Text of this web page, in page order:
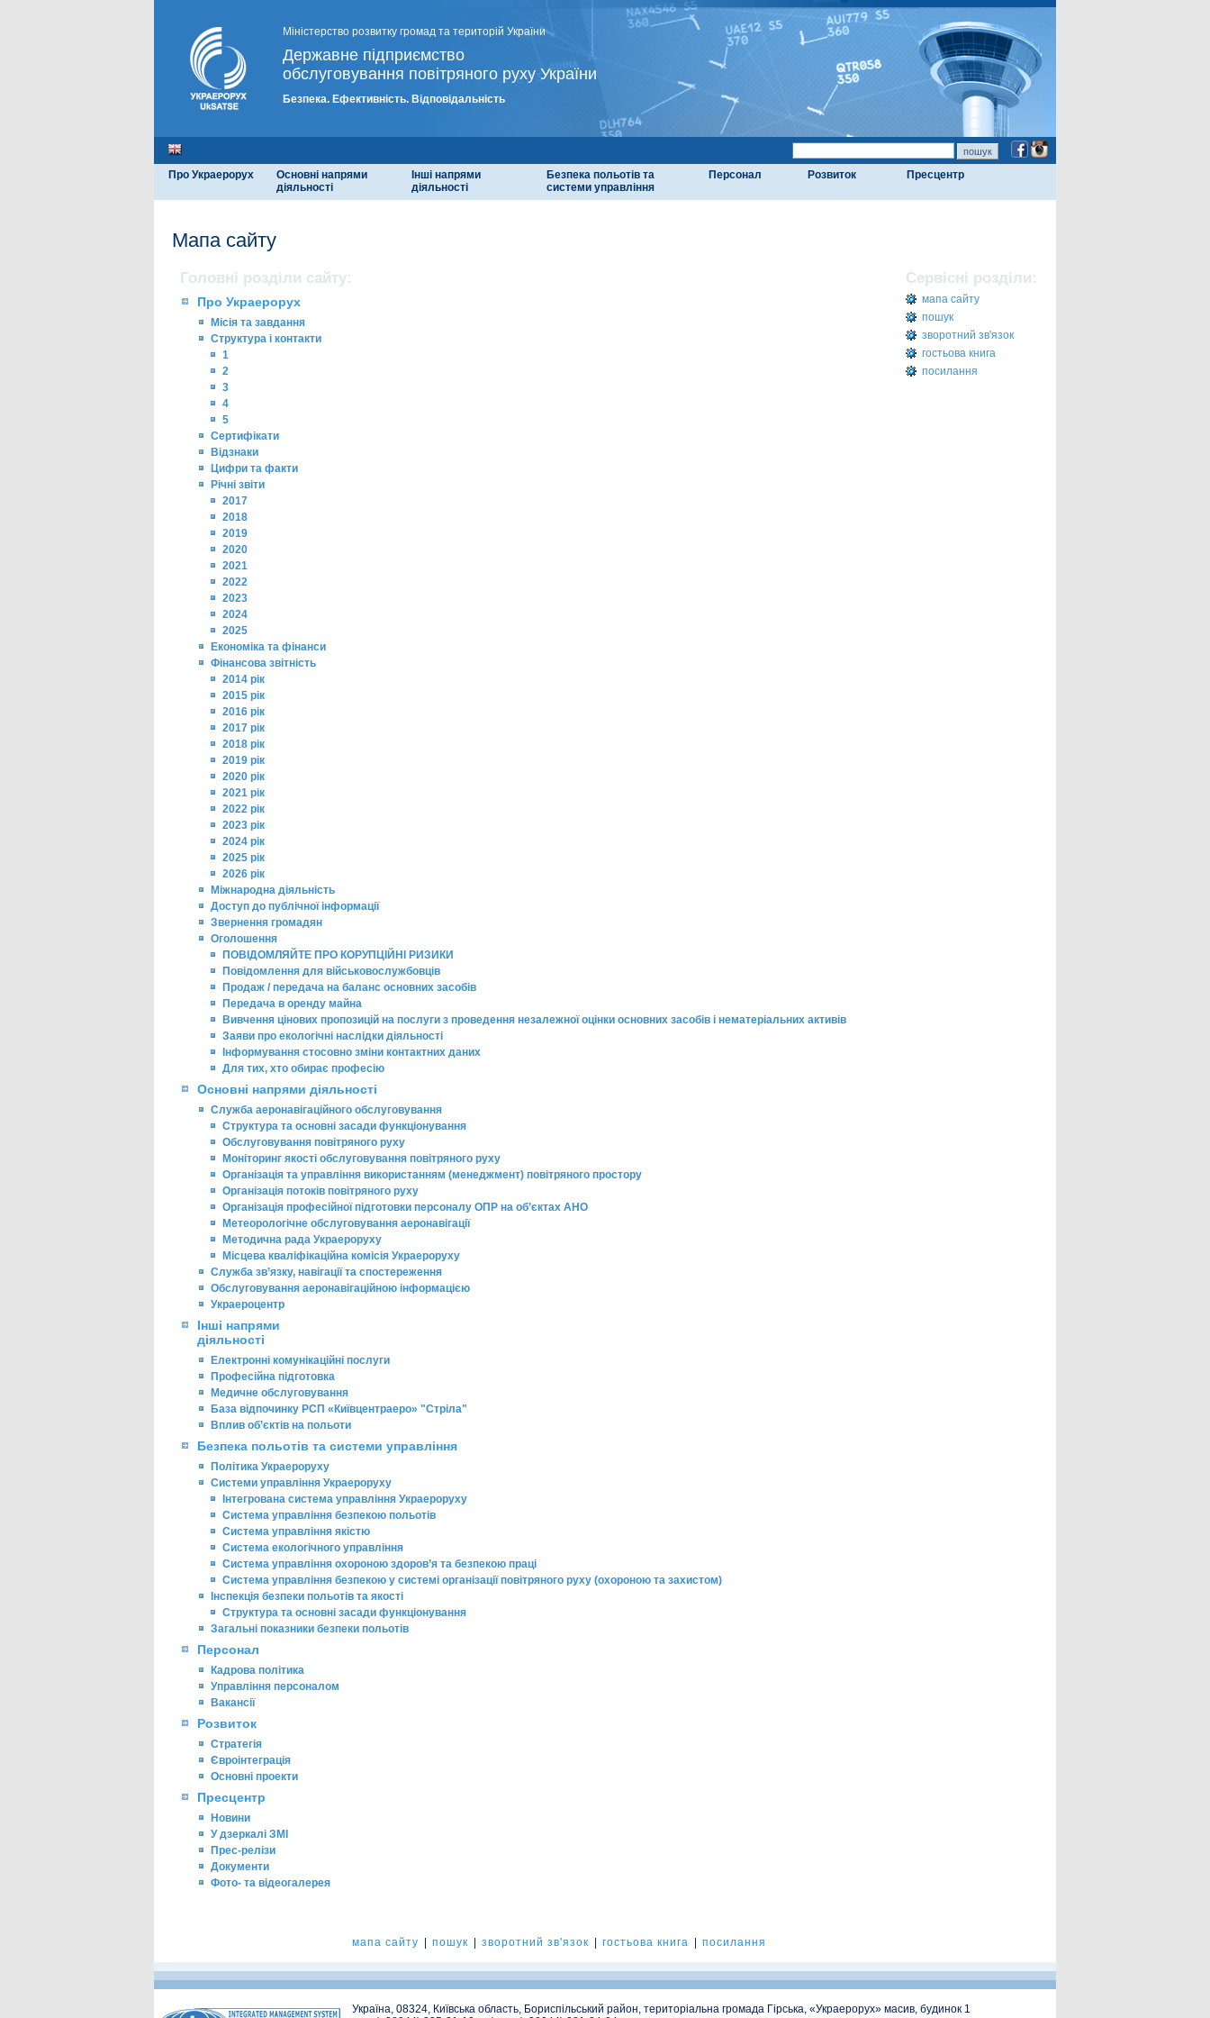
Міністерство розвитку громад та територій України
Державне підприємство
обслуговування повітряного руху України
Безпека. Ефективність. Відповідальність
Про Украерорух
Основні напрями
діяльності
Інші напрями
діяльності
Безпека польотів та
системи управління
Персонал Розвиток Пресцентр
Мапа сайту
Головні розділи сайту:
Про Украерорух
Місія та завдання
Структура і контакти
1
2
3
4
5
Сертифікати
Відзнаки
Цифри та факти
Річні звіти
2017
2018
2019
2020
2021
2022
2023
2024
2025
Економіка та фінанси
Фінансова звітність
2014 рік
2015 рік
2016 рік
2017 рік
2018 рік
2019 рік
2020 рік
2021 рік
2022 рік
2023 рік
2024 рік
2025 рік
2026 рік
Міжнародна діяльність
Доступ до публічної інформації
Звернення громадян
Оголошення
ПОВІДОМЛЯЙТЕ ПРО КОРУПЦІЙНІ РИЗИКИ
Повідомлення для військовослужбовців
Продаж / передача на баланс основних засобів
Передача в оренду майна
Вивчення цінових пропозицій на послуги з проведення незалежної оцінки основних засобів і нематеріальних активів
Заяви про екологічні наслідки діяльності
Інформування стосовно зміни контактних даних
Для тих, хто обирає професію
Основні напрями діяльності
Служба аеронавігаційного обслуговування
Структура та основні засади функціонування
Обслуговування повітряного руху
Моніторинг якості обслуговування повітряного руху
Організація та управління використанням (менеджмент) повітряного простору
Організація потоків повітряного руху
Організація професійної підготовки персоналу ОПР на об’єктах АНО
Метеорологічне обслуговування аеронавігації
Методична рада Украероруху
Місцева кваліфікаційна комісія Украероруху
Служба зв’язку, навігації та спостереження
Обслуговування аеронавігаційною інформацією
Украероцентр
Інші напрями
діяльності
Електронні комунікаційні послуги
Професійна підготовка
Медичне обслуговування
База відпочинку РСП «Київцентраеро» "Стріла"
Вплив об’єктів на польоти
Безпека польотів та системи управління
Політика Украероруху
Системи управління Украероруху
Інтегрована система управління Украероруху
Система управління безпекою польотів
Система управління якістю
Система екологічного управління
Система управління охороною здоров’я та безпекою праці
Система управління безпекою у системі організації повітряного руху (охороною та захистом)
Інспекція безпеки польотів та якості
Структура та основні засади функціонування
Загальні показники безпеки польотів
Персонал
Кадрова політика
Управління персоналом
Вакансії
Розвиток
Стратегія
Євроінтеграція
Основні проекти
Пресцентр
Новини
У дзеркалі ЗМІ
Прес-релізи
Документи
Фото- та відеогалерея
Сервісні розділи:
мапа сайту
пошук
зворотний зв'язок
гостьова книга
посилання
мапа сайту пошук зворотний зв'язок гостьова книга посилання
Україна, 08324, Київська область, Бориспільський район, територіальна громада Гірська, «Украерорух» масив, будинок 1